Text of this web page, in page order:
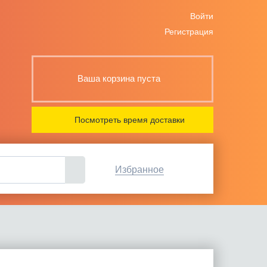
Войти
Регистрация
Ваша корзина пуста
Посмотреть время доставки
Избранное